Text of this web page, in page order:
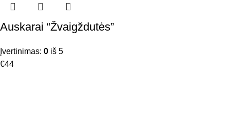
Auskarai “Žvaigždutės”
Įvertinimas: 0 iš 5
€44